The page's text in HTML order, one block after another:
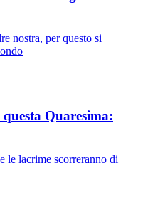
nostra, per questo si
Quaresima:
le lacrime scorreranno di